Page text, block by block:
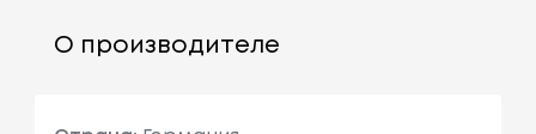
О производителе